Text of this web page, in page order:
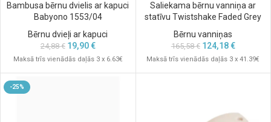
Bambusa bērnu dvielis ar kapuci
Babyono 1553/04
Bērnu dvieļi ar kapuci
24,88€ 19,90€
Maksā trīs vienādās daļās 3 x 6.63€
Saliekama bērnu vanniņa ar
statīvu Twistshake Faded Grey
Bērnu vanniņas
165,58€ 124,18€
Maksā trīs vienādās daļās 3 x 41.39€
-25%